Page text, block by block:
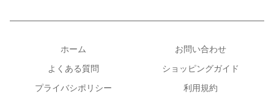
ホーム
お問い合わせ
よくある質問
ショッピングガイド
プライバシポリシー
利用規約